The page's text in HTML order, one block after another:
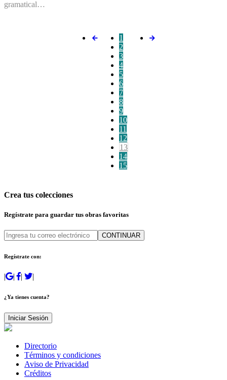
gramatical…
1
2
3
4
5
6
7
8
9
10
11
12
13
14
15
Crea tus colecciones
Regístrate para guardar tus obras favoritas
CONTINUAR
Regístrate con:
| | | |
¿Ya tienes cuenta?
Iniciar Sesión
Directorio
Términos y condiciones
Aviso de Privacidad
Créditos